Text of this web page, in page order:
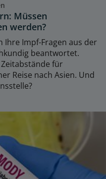
Müssen
werden?
Ihre Impf-Fragen aus der
beantwortet.
für
Reise nach Asien. Und